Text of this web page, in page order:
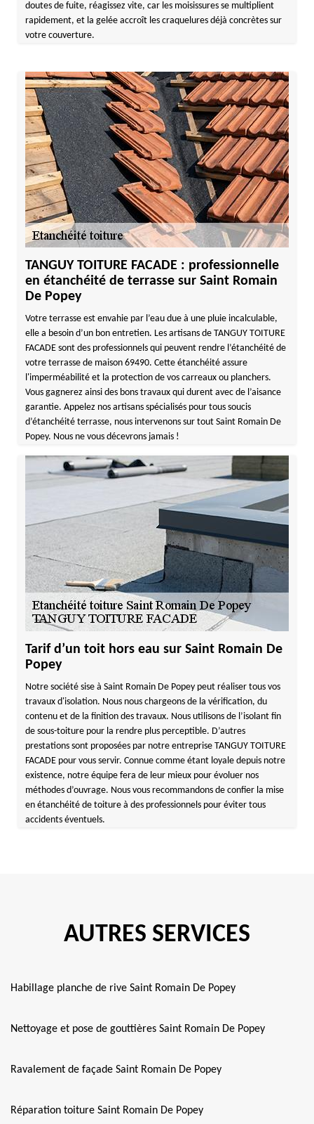
doutes de fuite, réagissez vite, car les moisissures se multiplient
rapidement, et la gelée accroît les craquelures déjà concrètes sur
votre couverture.
TANGUY TOITURE FACADE : professionnelle
en étanchéité de terrasse sur Saint Romain
De Popey
Votre terrasse est envahie par l’eau due à une pluie incalculable,
elle a besoin d’un bon entretien. Les artisans de TANGUY TOITURE
FACADE sont des professionnels qui peuvent rendre l’étanchéité de
votre terrasse de maison 69490. Cette étanchéité assure
l'imperméabilité et la protection de vos carreaux ou planchers.
Vous gagnerez ainsi des bons travaux qui durent avec de l’aisance
garantie. Appelez nos artisans spécialisés pour tous soucis
d’étanchéité terrasse, nous intervenons sur tout Saint Romain De
Popey. Nous ne vous décevrons jamais !
Tarif d’un toit hors eau sur Saint Romain De
Popey
Notre société sise à Saint Romain De Popey peut réaliser tous vos
travaux d'isolation. Nous nous chargeons de la vérification, du
contenu et de la finition des travaux. Nous utilisons de l’isolant fin
de sous-toiture pour la rendre plus perceptible. D’autres
prestations sont proposées par notre entreprise TANGUY TOITURE
FACADE pour vous servir. Connue comme étant loyale depuis notre
existence, notre équipe fera de leur mieux pour évoluer nos
méthodes d’ouvrage. Nous vous recommandons de confier la mise
en étanchéité de toiture à des professionnels pour éviter tous
accidents éventuels.
AUTRES SERVICES
Habillage planche de rive Saint Romain De Popey
Nettoyage et pose de gouttières Saint Romain De Popey
Ravalement de façade Saint Romain De Popey
Réparation toiture Saint Romain De Popey